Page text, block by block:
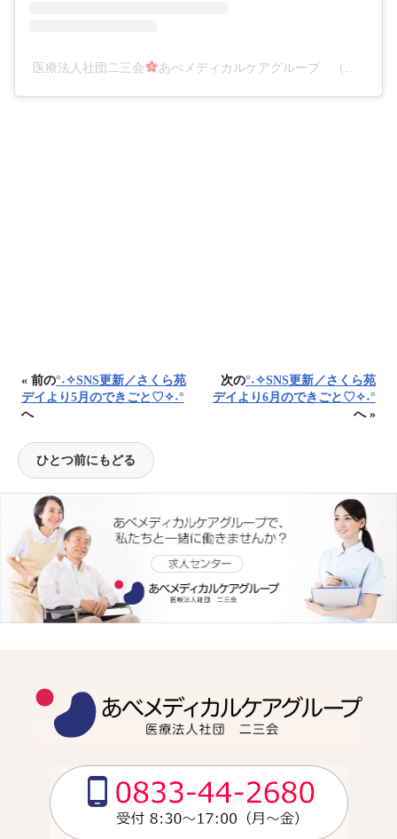
医療法人社団二三会 あべメディカルケアグループ （山口県下松市瑞穂町）(@abemedicare)がシェアした投稿
« 前の°˖✧SNS更新／さくら苑
デイより5月のできごと♡✧˖°
へ
次の°˖✧SNS更新／さくら苑
デイより6月のできごと♡✧˖°
へ »